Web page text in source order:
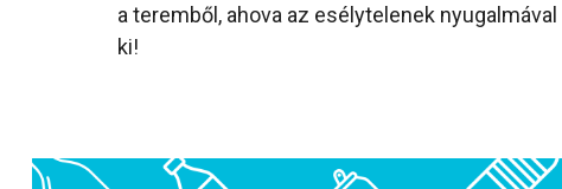
a teremből, ahova az esélytelenek
ki!